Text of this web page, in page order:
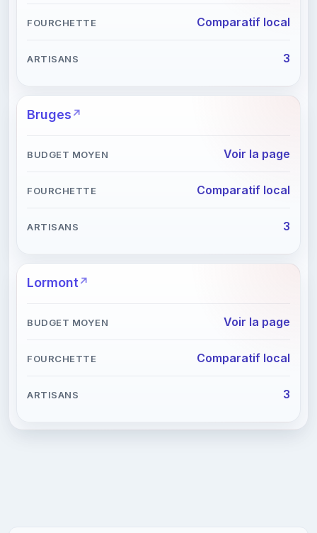
Comparatif local
3
Bruges
Voir la page
Comparatif local
3
Lormont
Voir la page
Comparatif local
3